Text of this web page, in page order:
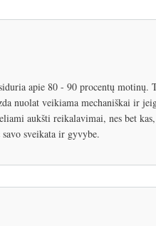
apie 80 - 90 procentų motinų.
nuolat veikiama mechaniškai ir
aukšti reikalavimai, nes bet
sveikata ir gyvybe.